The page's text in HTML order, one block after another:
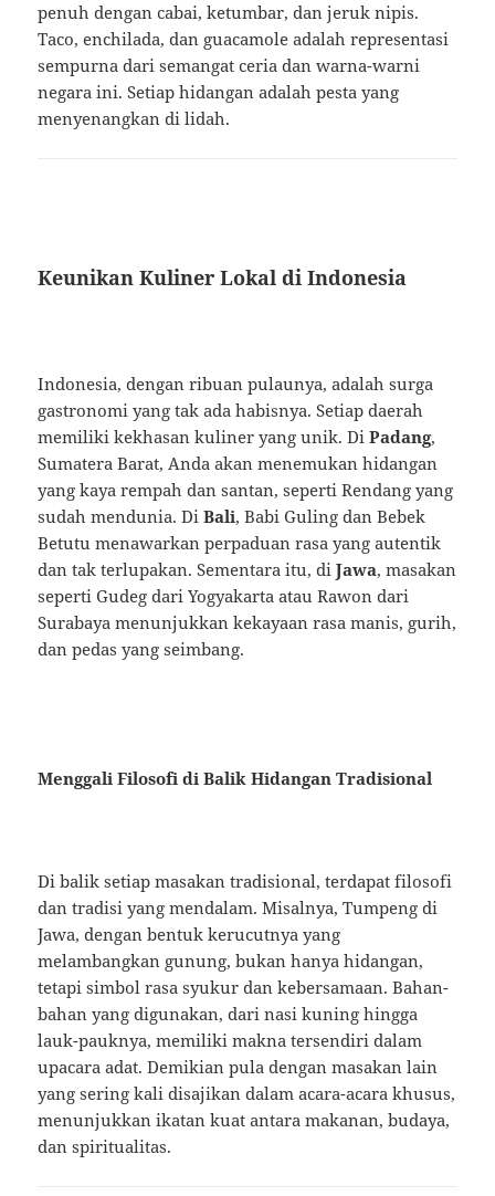
penuh dengan cabai, ketumbar, dan jeruk nipis.
Taco, enchilada, dan guacamole adalah representasi
sempurna dari semangat ceria dan warna-warni
negara ini. Setiap hidangan adalah pesta yang
menyenangkan di lidah.
Keunikan Kuliner Lokal di Indonesia
Indonesia, dengan ribuan pulaunya, adalah surga
gastronomi yang tak ada habisnya. Setiap daerah
memiliki kekhasan kuliner yang unik. DiPadang,
Sumatera Barat, Anda akan menemukan hidangan
yang kaya rempah dan santan, seperti Rendang yang
sudah mendunia. DiBali, Babi Guling dan Bebek
Betutu menawarkan perpaduan rasa yang autentik
dan tak terlupakan. Sementara itu, diJawa, masakan
seperti Gudeg dari Yogyakarta atau Rawon dari
Surabaya menunjukkan kekayaan rasa manis, gurih,
dan pedas yang seimbang.
Menggali Filosofi di Balik Hidangan Tradisional
Di balik setiap masakan tradisional, terdapat filosofi
dan tradisi yang mendalam. Misalnya, Tumpeng di
Jawa, dengan bentuk kerucutnya yang
melambangkan gunung, bukan hanya hidangan,
tetapi simbol rasa syukur dan kebersamaan. Bahan-
bahan yang digunakan, dari nasi kuning hingga
lauk-pauknya, memiliki makna tersendiri dalam
upacara adat. Demikian pula dengan masakan lain
yang sering kali disajikan dalam acara-acara khusus,
menunjukkan ikatan kuat antara makanan, budaya,
dan spiritualitas.